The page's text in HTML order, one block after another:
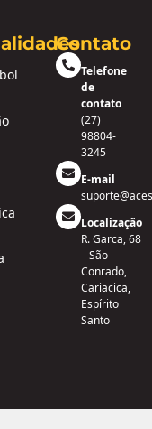
Contato
Telefone
de
contato
(27)
98804-
3245
E-mail
Localização
R. Garca, 68
– São
Conrado,
Cariacica,
Espírito
Santo